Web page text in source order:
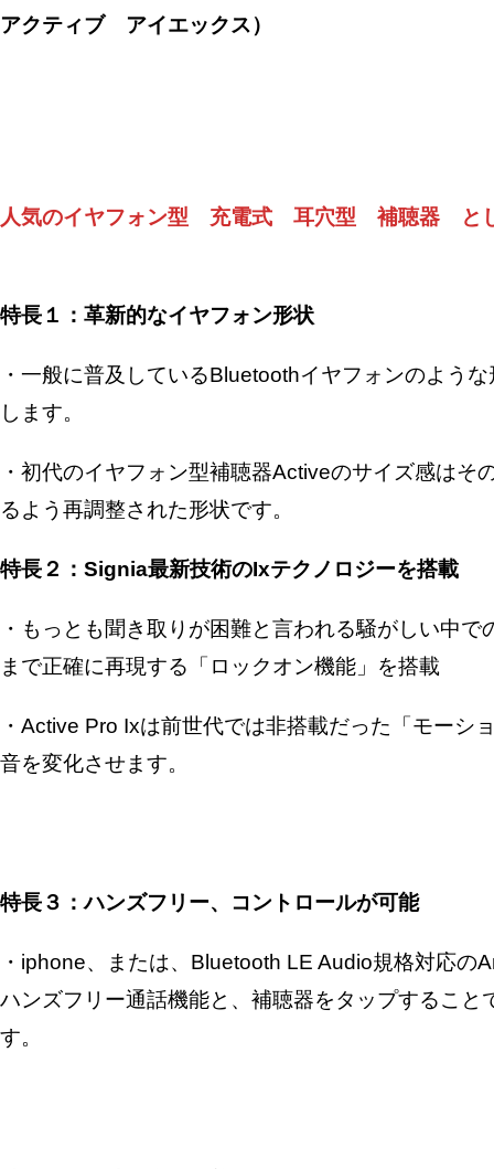
アクティブ アイエックス）
人気のイヤフォン型 充電式 耳穴型 補聴器 とし
特長１：革新的なイヤフォン形状
・一般に普及しているBluetoothイヤフォンのよう
します。
・初代のイヤフォン型補聴器Activeのサイズ感は
るよう再調整された形状です。
特長２：Signia最新技術のIxテクノロジーを搭載
・もっとも聞き取りが困難と言われる騒がしい中
まで正確に再現する「ロックオン機能」を搭載
・Active Pro Ixは前世代では非搭載だった「モー
音を変化させます。
特長３：ハンズフリー、コントロールが可能
・iphone、または、Bluetooth LE Audio規格対応
ハンズフリー通話機能と、補聴器をタップするこ
す。